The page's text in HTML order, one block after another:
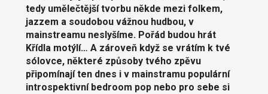
tedy umělečtější tvorbu někde mezi folkem,
jazzem a soudobou vážnou hudbou, v
mainstreamu neslyšíme. Pořád budou hrát
Křídla motýlí… A zároveň když se vrátím k tvé
sólovce, některé způsoby tvého zpěvu
připomínají ten dnes i v mainstramu populární
introspektivní bedroom pop nebo pro sebe si